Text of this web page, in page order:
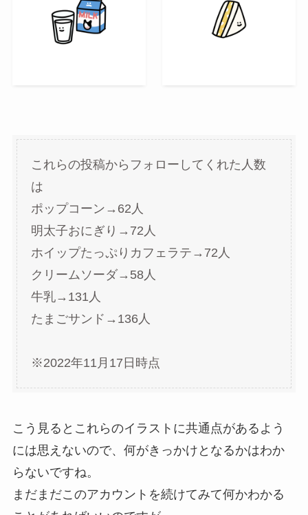
これらの投稿からフォローしてくれた人数
は
ポップコーン→62人
明太子おにぎり→72人
ホイップたっぷりカフェラテ→72人
クリームソーダ→58人
牛乳→131人
たまごサンド→136人
※2022年11月17日時点
こう見るとこれらのイラストに共通点があるよう
には思えないので、何がきっかけとなるかはわか
らないですね。
まだまだこのアカウントを続けてみて何かわかる